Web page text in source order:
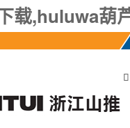
载,huluwa葫
